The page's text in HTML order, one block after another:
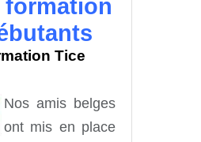
formation
Tice
Nos amis belges
ont mis en place